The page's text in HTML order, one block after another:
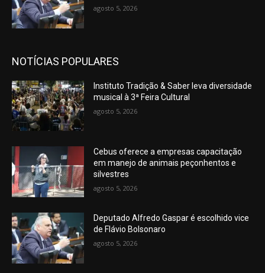
agosto 5, 2026
NOTÍCIAS POPULARES
Instituto Tradição & Saber leva diversidade
musical à 3ª Feira Cultural
agosto 5, 2026
Cebus oferece a empresas capacitação
em manejo de animais peçonhentos e
silvestres
agosto 5, 2026
Deputado Alfredo Gaspar é escolhido vice
de Flávio Bolsonaro
agosto 5, 2026